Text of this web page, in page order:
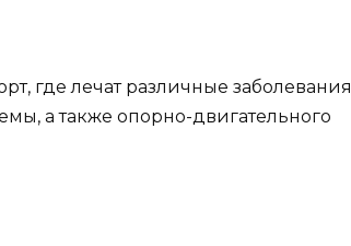
где лечат различные заболевания
а также опорно-двигательного